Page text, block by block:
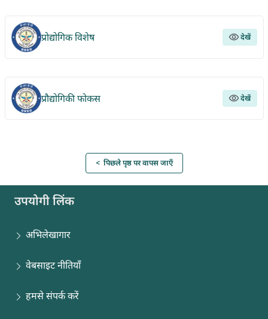
प्रोद्योगिक विशेष देखें
प्रौद्योगिकी फोकस देखें
< पिछले पृष्ठ पर वापस जाएँ
उपयोगी लिंक
अभिलेखागार
वेबसाइट नीतियाँ
हमसे संपर्क करें